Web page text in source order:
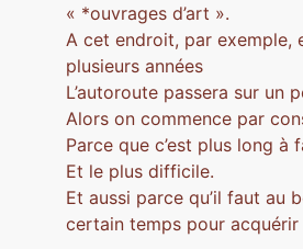
« *ouvrages d’art ».
A cet endroit, par exemple,
plusieurs années
L’autoroute passera sur un
Alors on commence par
Parce que c’est plus long à
Et le plus difficile.
Et aussi parce qu’il faut au
certain temps pour acquérir